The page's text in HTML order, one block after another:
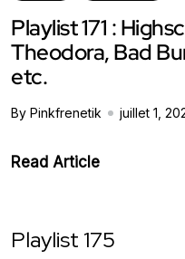
Playlist 171 :
Theodora, Bad
etc.
By Pinkfrenetik juillet 1,
Read Article
Playlist 175